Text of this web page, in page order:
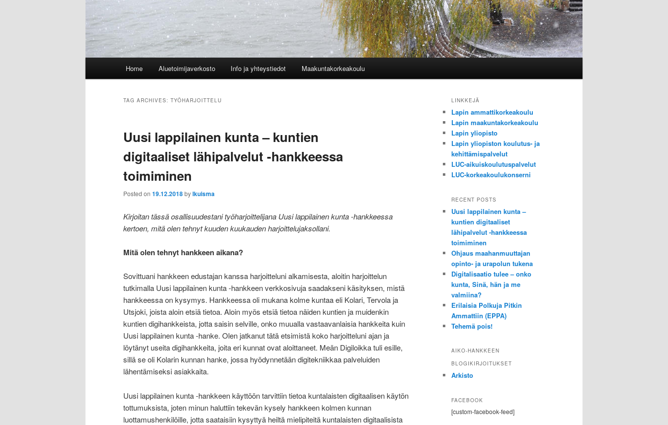
Home Aluetoimijaverkosto Info ja yhteystiedot Maakuntakorkeakoulu
TAG ARCHIVES: TYÖHARJOITTELU
Uusi lappilainen kunta – kuntien
digitaaliset lähipalvelut -hankkeessa
toimiminen
Posted on 19.12.2018bylkuisma
Kirjoitan tässä osallisuudestani työharjoittelijana Uusi lappilainen kunta -hankkeessa
kertoen, mitä olen tehnyt kuuden kuukauden harjoittelujaksollani.
Mitä olen tehnyt hankkeen aikana?
Sovittuani hankkeen edustajan kanssa harjoitteluni alkamisesta, aloitin harjoittelun
tutkimalla Uusi lappilainen kunta -hankkeen verkkosivuja saadakseni käsityksen, mistä
hankkeessa on kysymys. Hankkeessa oli mukana kolme kuntaa eli Kolari, Tervola ja
Utsjoki, joista aloin etsiä tietoa. Aloin myös etsiä tietoa näiden kuntien ja muidenkin
kuntien digihankkeista, jotta saisin selville, onko muualla vastaavanlaisia hankkeita kuin
Uusi lappilainen kunta -hanke. Olen jatkanut tätä etsimistä koko harjoitteluni ajan ja
löytänyt useita digihankkeita, joita eri kunnat ovat aloittaneet. Meän Digiloikka tuli esille,
sillä se oli Kolarin kunnan hanke, jossa hyödynnetään digitekniikkaa palveluiden
lähentämiseksi asiakkaita.
Uusi lappilainen kunta -hankkeen käyttöön tarvittiin tietoa kuntalaisten digitaalisen käytön
tottumuksista, joten minun haluttiin tekevän kysely hankkeen kolmen kunnan
luottamushenkilöille, jotta saataisiin kysyttyä heiltä mielipiteitä kuntalaisten digitaalisista
LINKKEJÄ
Lapin ammattikorkeakoulu
Lapin maakuntakorkeakoulu
Lapin yliopisto
Lapin yliopiston koulutus- ja
kehittämispalvelut
LUC-aikuiskoulutuspalvelut
LUC-korkeakoulukonserni
RECENT POSTS
Uusi lappilainen kunta –
kuntien digitaaliset
lähipalvelut -hankkeessa
toimiminen
Ohjaus maahanmuuttajan
opinto- ja urapolun tukena
Digitalisaatio tulee – onko
kunta, Sinä, hän ja me
valmiina?
Erilaisia Polkuja Pitkin
Ammattiin (EPPA)
Tehemä pois!
AIKO-HANKKEEN
BLOGIKIRJOITUKSET
Arkisto
FACEBOOK
[custom-facebook-feed]